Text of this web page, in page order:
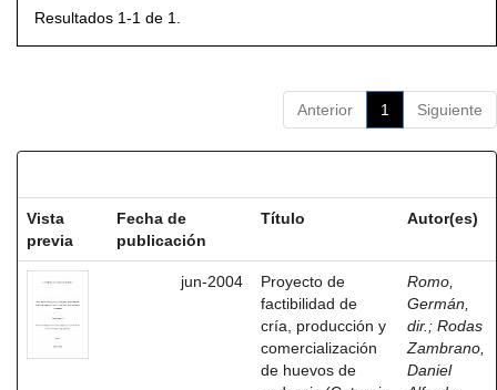
Resultados 1-1 de 1.
Anterior 1 Siguiente
Vista
previa
Fecha de
publicación
Título Autor(es)
jun-2004
Proyecto de
factibilidad de
cría, producción y
comercialización
de huevos de
Romo,
Germán,
dir. ; Rodas
Zambrano,
Daniel